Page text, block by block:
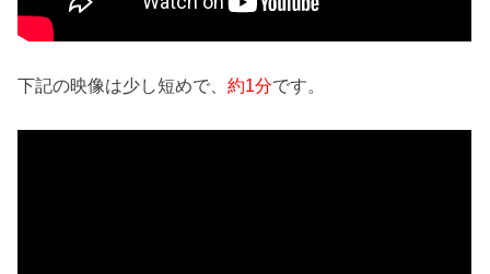
下記の映像は少し短めで、約1分です。